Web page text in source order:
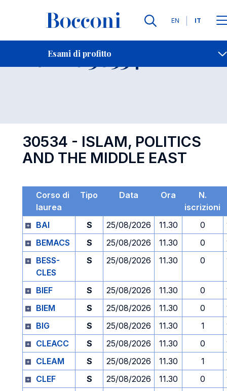
Lingue
EN IT
Esami di profitto
Contatti
Esame 30534 Open
30534 - ISLAM, POLITICS
AND THE MIDDLE EAST
Corso di
laurea
Tipo Data Ora
N.
iscrizioni
BAI
S 25/08/2026 11.30 0
BEMACS
S 25/08/2026 11.30 0
BESS-
CLES
S 25/08/2026 11.30 0
BIEF S 25/08/2026 11.30 0
BIEM
S 25/08/2026 11.30 0
BIG
S 25/08/2026 11.30 1
CLEACC
S 25/08/2026 11.30 0
CLEAM
S 25/08/2026 11.30 1
CLEF
S 25/08/2026 11.30 0